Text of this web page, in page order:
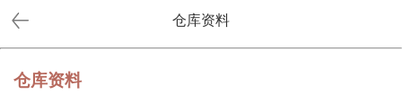
仓库资料
仓库资料